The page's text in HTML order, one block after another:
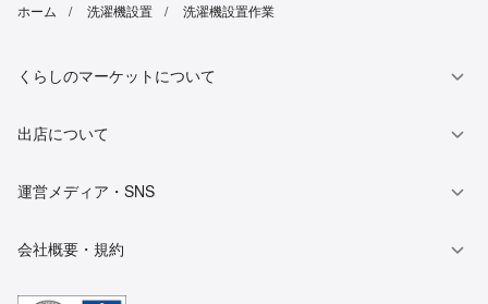
ホーム 洗濯機設置 洗濯機設置作業
くらしのマーケットについて
出店について
運営メディア・SNS
会社概要・規約